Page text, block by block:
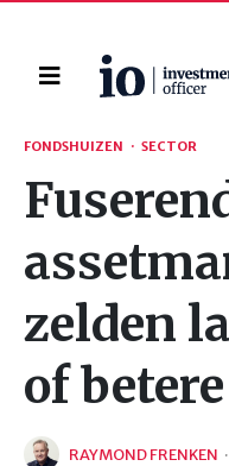
Home
Zoeken
FONDSHUIZEN · SECTOR
zelden
of
RAYMOND FRENKEN ·